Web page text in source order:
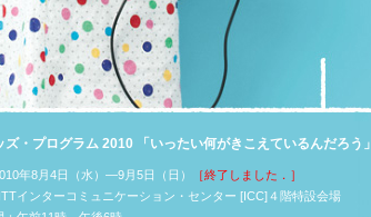
ズ・プログラム 2010 「いったい何がきこえているんだろう」
年8月4日（水）—9月5日（日）
［終了しました．］
インターコミュニケーション・センター [ICC]４階特設会場